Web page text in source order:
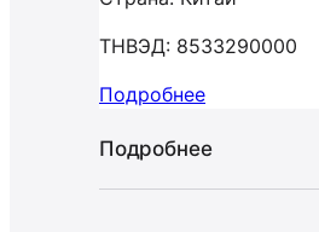
ТНВЭД: 8533290000
Подробнее
Подробнее